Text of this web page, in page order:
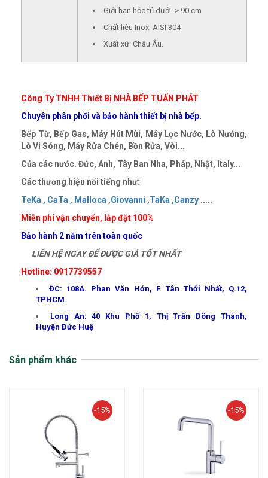
Giới hạn hộc tủ dưới: > 90 cm
Chất liệu Inox AISI 304
Xuất xứ: Châu Âu.
Công Ty TNHH Thiết Bị NHÀ BẾP TUẤN PHÁT
Chuyên phân phối và bảo hành thiết bị nhà bếp.
Bếp Từ, Bếp Gas, Máy Hút Mùi, Máy Lọc Nước, Lò Nướng,
Lò Vi Sóng, Máy Rửa Chén, Bồn Rửa, Vòi...
Của các nước. Đức, Anh, Tây Ban Nha, Pháp, Nhật, Italy...
Các thương hiệu nổi tiếng như:
TeKa , CaTa , Malloca ,Giovanni ,TaKa ,Canzy .....
Miễn phí vận chuyển, lắp đặt 100%
Bảo hành 2 năm trên toàn quốc
LIÊN HỆ NGAY ĐỂ ĐƯỢC GIÁ TỐT NHẤT
Hotline: 0917739557
ĐC: 108A. Phan Văn Hớn, F. Tân Thới Nhất, Q.12,
TPHCM
Long An: 40 Khu Phố 1, Thị Trấn Đông Thành,
Huyện Đức Huệ
Sản phẩm khác
-15% -15%